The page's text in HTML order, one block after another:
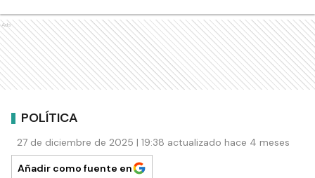
Ads
POLÍTICA
27 de diciembre de 2025 | 19:38 actualizado hace 4 meses
Añadir como fuente en